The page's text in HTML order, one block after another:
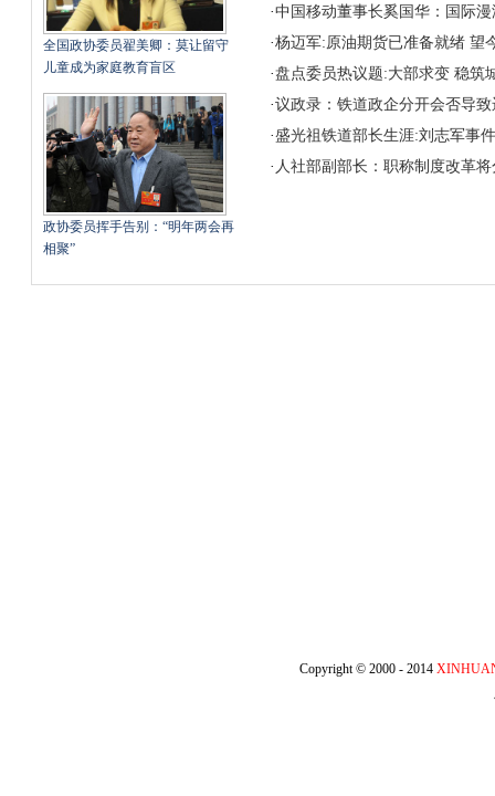
全国政协委员翟美卿：莫让留守
儿童成为家庭教育盲区
政协委员挥手告别：“明年两会再
相聚”
·中国移动董事长奚国华：国际
·杨迈军:原油期货已准备就绪 望
·盘点委员热议题:大部求变 稳筑
·议政录：铁道政企分开会否导
·盛光祖铁道部长生涯:刘志军事
· 人社部副部长：职称制度改革
Copyright © 2000 - 2014